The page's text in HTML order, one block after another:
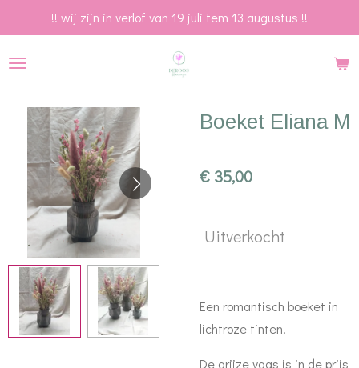
naar
hoofdinhoud
!! wij zijn in verlof van 19 juli tem 13 augustus !!
Boeket Eliana M
€ 35,00
Uitverkocht
Een romantisch boeket in
lichtroze tinten.
De grijze vaas is in de prijs